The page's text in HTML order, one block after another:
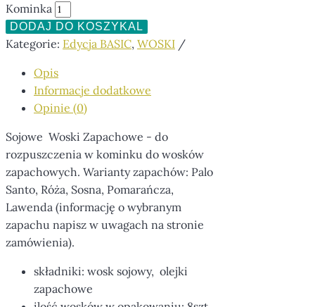
Kominka
DODAJ DO KOSZYKA
Kategorie: Edycja BASIC, WOSKI
Opis
Informacje dodatkowe
Opinie (0)
Sojowe Woski Zapachowe - do
rozpuszczenia w kominku do wosków
zapachowych. Warianty zapachów: Palo
Santo, Róża, Sosna, Pomarańcza,
Lawenda (informację o wybranym
zapachu napisz w uwagach na stronie
zamówienia).
składniki: wosk sojowy, olejki
zapachowe